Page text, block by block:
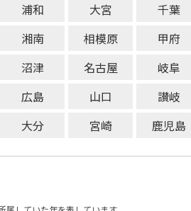
浦和 大宮 千葉
湘南 相模原 甲府
沼津 名古屋 岐阜
広島 山口 讃岐
大分 宮崎 鹿児島